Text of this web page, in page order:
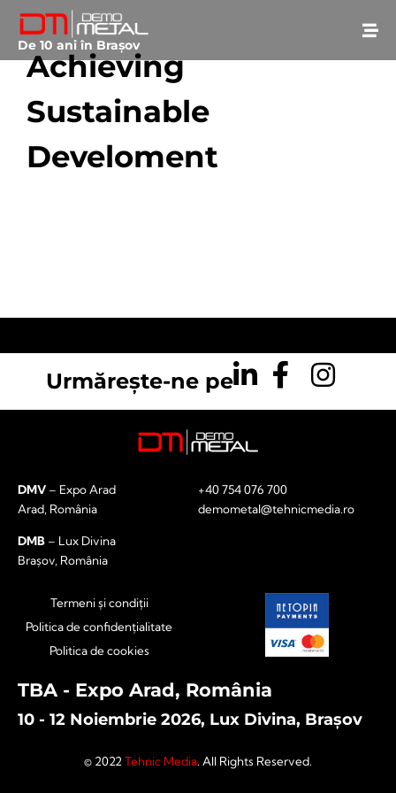
De 10 ani în Brașov
Achieving
Sustainable
Develoment
Urmărește-ne pe
DMV – Expo Arad
Arad, România
DMB – Lux Divina
Brașov, România
+40 754 076 700
demometal@tehnicmedia.ro
Termeni și condiții
Politica de confidențialitate
Politica de cookies
TBA - Expo Arad, România
10 - 12 Noiembrie 2026, Lux Divina, Brașov
© 2022 Tehnic Media . All Rights Reserved.